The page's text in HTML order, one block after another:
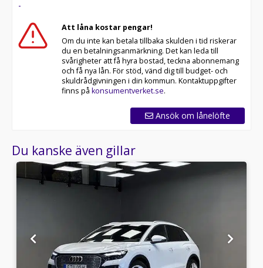
-
Att låna kostar pengar!
Om du inte kan betala tillbaka skulden i tid riskerar
du en betalningsanmärkning. Det kan leda till
svårigheter att få hyra bostad, teckna abonnemang
och få nya lån. För stöd, vänd dig till budget- och
skuldrådgivningen i din kommun. Kontaktuppgifter
finns på konsumentverket.se.
Ansök om lånelöfte
Du kanske även gillar